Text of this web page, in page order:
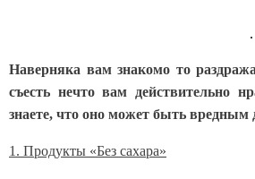
Наверняка вам знакомо то
съесть нечто вам действительно
знаете, что оно может быть вредным
1. Продукты «Без сахара»